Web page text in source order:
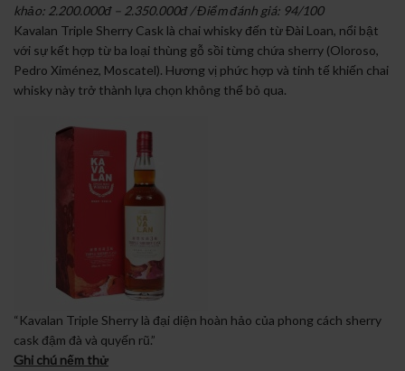
khảo: 2.200.000đ – 2.350.000đ / Điểm đánh giá: 94/100
Kavalan Triple Sherry Cask là chai whisky đến từ Đài Loan, nổi bật
với sự kết hợp từ ba loại thùng gỗ sồi từng chứa sherry (Oloroso,
Pedro Ximénez, Moscatel). Hương vị phức hợp và tinh tế khiến chai
whisky này trở thành lựa chọn không thể bỏ qua.
“Kavalan Triple Sherry là đại diện hoàn hảo của phong cách sherry
cask đậm đà và quyến rũ.”
Ghi chú nếm thử